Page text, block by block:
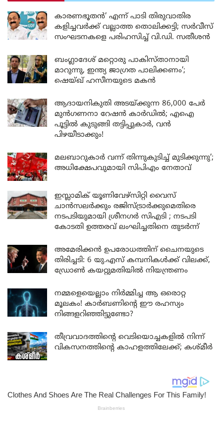
കാരണഭൂതൻ’ എന്ന് പാടി തിരുവാതിര
കളിച്ചവർക്ക് വല്ലാത്ത തൊലിക്കട്ടി; സർവീസ്
സംഘടനകളെ പരിഹസിച്ച് വി.ഡി. സതീശൻ
ബംഗ്ലാദേശ് മറ്റൊരു പാകിസ്താനായി
മാറുന്നു, ഇന്ത്യ ജാഗ്രത പാലിക്കണം’;
ഷെയ്ഖ് ഹസീനയുടെ മകൻ
ആദായനികുതി അടയ്ക്കുന്ന 86,000 പേർ
മുൻഗണനാ റേഷൻ കാർഡിൽ; എഐ
പൂട്ടിൽ കുടുങ്ങി തട്ടിപ്പുകാർ, വൻ
പിഴയീടാക്കും!
മലബാറുകാർ വന്ന് തിന്നുകുടിച്ച് മുടിക്കുന്നു’;
അധിക്ഷേപവുമായി സിപിഎം നേതാവ്
ഇസ്ലാമിക് യൂണിവേഴ്സിറ്റി വൈസ്
ചാൻസലർക്കും രജിസ്ട്രാർക്കുമെതിരെ
നടപടിയുമായി ശ്രീനഗർ സിഎടി ; നടപടി
കോടതി ഉത്തരവ് ലംഘിച്ചതിനെ തുടർന്ന്
അമേരിക്കൻ ഉപരോധത്തിന് ചൈനയുടെ
തിരിച്ചടി: 6 യു.എസ് കമ്പനികൾക്ക് വിലക്ക്,
ഡ്രോൺ കയറ്റുമതിയിൽ നിയന്ത്രണം
നമ്മളെയെല്ലാം നിർമ്മിച്ച ആ ഒരൊറ്റ
മൂലകം! കാർബണിന്റെ ഈ രഹസ്യം
നിങ്ങളറിഞ്ഞിട്ടുണ്ടോ?
തീവ്രവാദത്തിന്റെ വെടിയൊച്ചകളിൽ നിന്ന്
വികസനത്തിന്റെ കാഹളത്തിലേക്ക്; കശ്മീർ